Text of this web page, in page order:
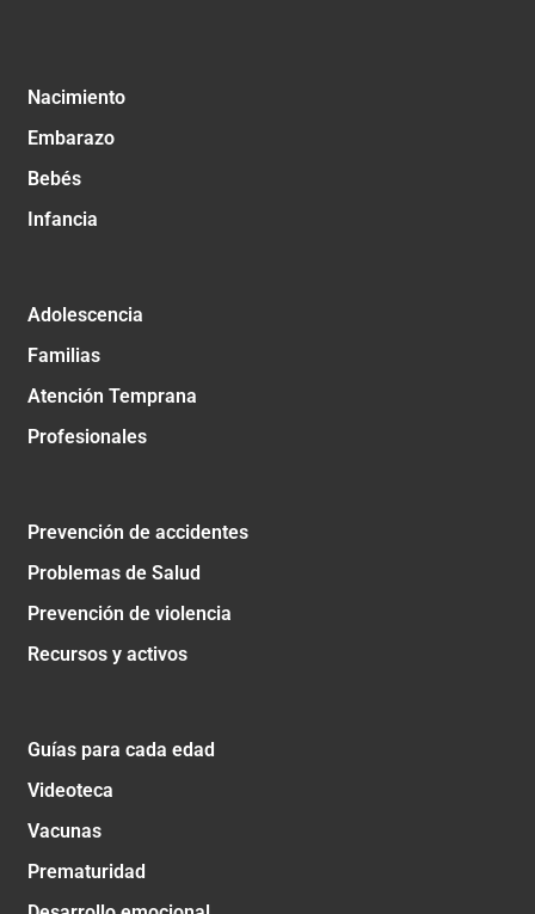
Nacimiento
Embarazo
Bebés
Infancia
Adolescencia
Familias
Atención Temprana
Profesionales
Prevención de accidentes
Problemas de Salud
Prevención de violencia
Recursos y activos
Guías para cada edad
Videoteca
Vacunas
Prematuridad